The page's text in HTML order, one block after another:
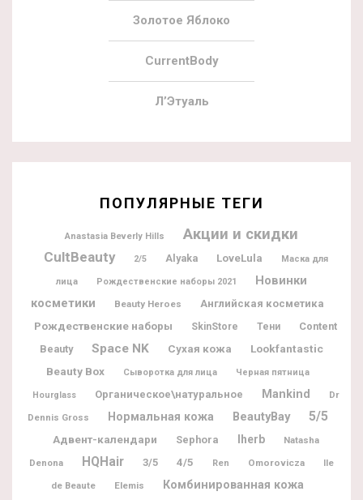
Золотое Яблоко
CurrentBody
Л’Этуаль
ПОПУЛЯРНЫЕ ТЕГИ
Anastasia Beverly Hills Акции и скидки
CultBeauty 2/5 Alyaka LoveLula Маска для
лица Рождественские наборы 2021
Новинки
косметики
Beauty Heroes Английская косметика
Рождественские наборы SkinStore Тени
Content
Beauty
Space NK Сухая кожа
Lookfantastic
Beauty Box
Сыворотка для лица Черная пятница
Hourglass Органическое\натуральное Mankind
Dr
Dennis Gross
Нормальная кожа BeautyBay 5/5
Адвент-календари Sephora Iherb
Natasha
Denona
HQHair 3/5 4/5 Ren Omorovicza
Ile
de Beaute
Elemis
Комбинированная кожа